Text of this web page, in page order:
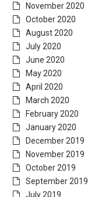
November 2020
October 2020
August 2020
July 2020
June 2020
May 2020
April 2020
March 2020
February 2020
January 2020
December 2019
November 2019
October 2019
September 2019
July 2019